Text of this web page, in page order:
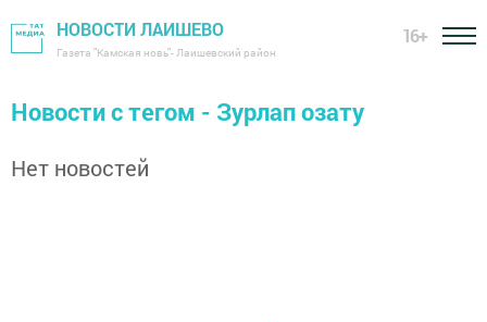
НОВОСТИ ЛАИШЕВО
Газета "Камская новь"- Лаишевский район
16+
Новости с тегом - Зурлап озату
Нет новостей